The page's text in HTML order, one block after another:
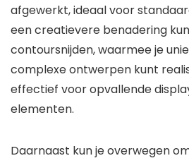
afgewerkt, ideaal voor
een creatievere benadering
contoursnijden, waarmee je
complexe ontwerpen kunt
effectief voor opvallende
elementen.
Daarnaast kun je overwegen